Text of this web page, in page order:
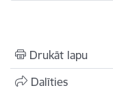
Drukāt lapu
Dalīties